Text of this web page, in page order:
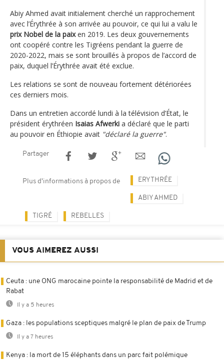
Abiy Ahmed avait initialement cherché un rapprochement
avec l’Érythrée à son arrivée au pouvoir, ce qui lui a valu le
prix Nobel de la paixen 2019. Les deux gouvernements
ont coopéré contre les Tigréens pendant la guerre de
2020-2022, mais se sont brouillés à propos de l’accord de
paix, duquel l’Érythrée avait été exclue.
Les relations se sont de nouveau fortement détériorées
ces derniers mois.
Dans un entretien accordé lundi à la télévision d’État, le
président érythréen Isaias Afwerki a déclaré que le parti
au pouvoir en Éthiopie avait "déclaré la guerre".
Partager
Plus d'informations à propos de ERYTHRÉE
ABIY AHMED
TIGRÉ REBELLES
VOUS AIMEREZ AUSSI
Ceuta : une ONG marocaine pointe la responsabilité de Madrid et de
Rabat
Il y a 5 heures
Gaza : les populations sceptiques malgré le plan de paix de Trump
Il y a 7 heures
Kenya : la mort de 15 éléphants dans un parc fait polémique